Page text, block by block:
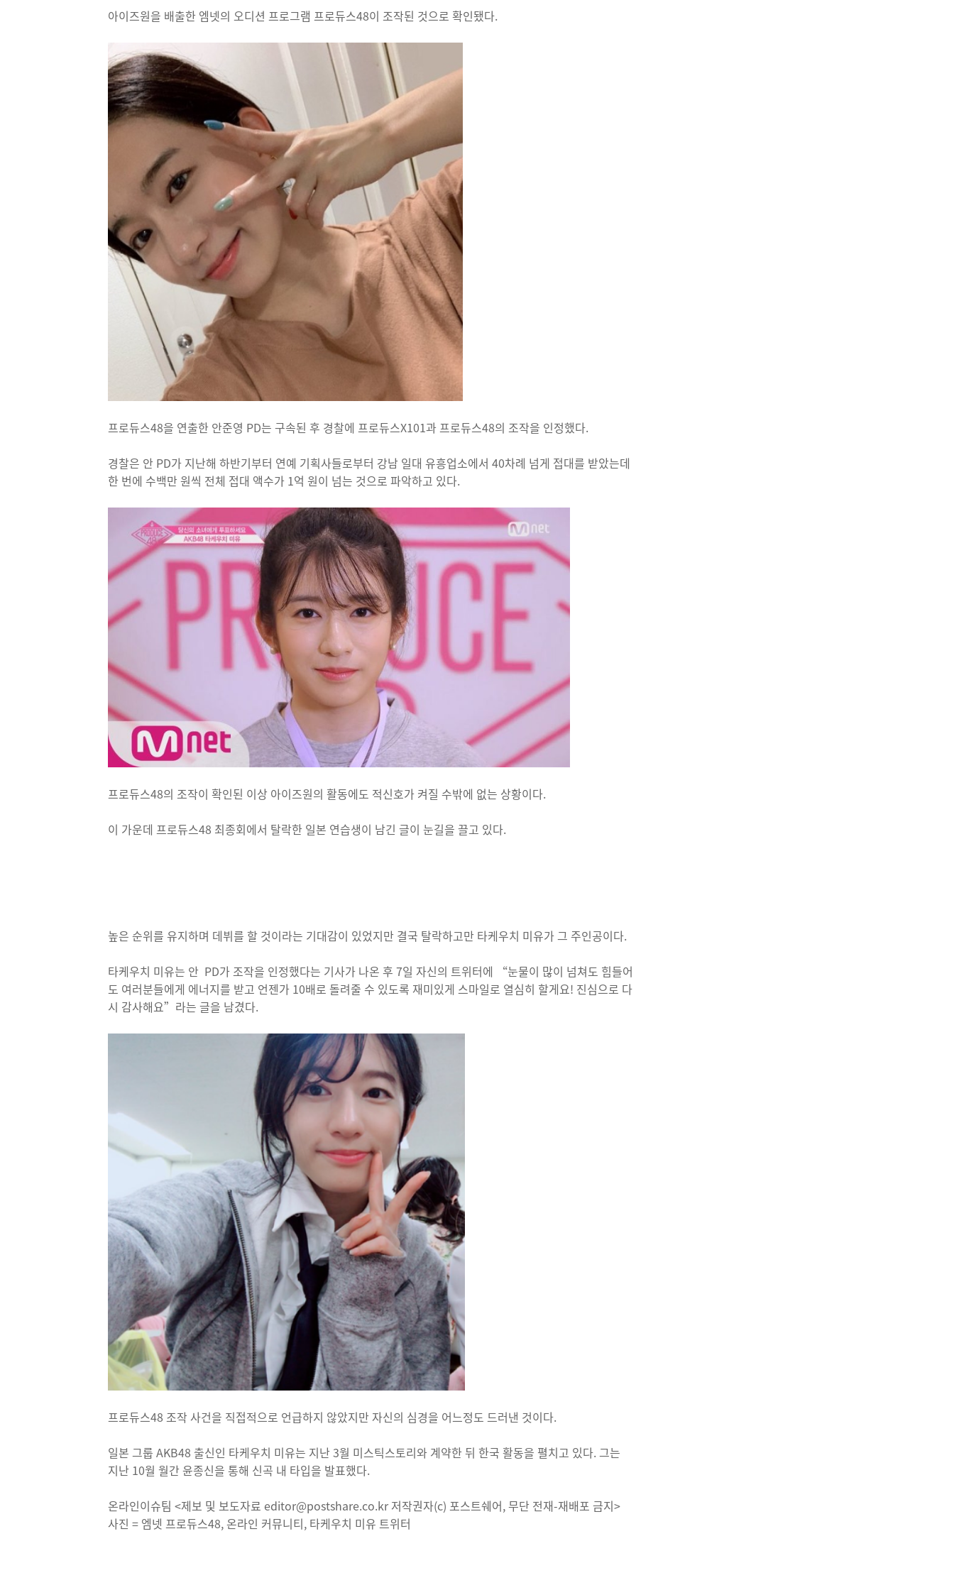
아이즈원을 배출한 엠넷의 오디션 프로그램 프로듀스48이 조작된 것으로 확인됐다.
프로듀스48을 연출한 안준영 PD는 구속된 후 경찰에 프로듀스X101과 프로듀스48의 조작을 인정했다.
경찰은 안 PD가 지난해 하반기부터 연예 기획사들로부터 강남 일대 유흥업소에서 40차례 넘게 접대를 받았는데
한 번에 수백만 원씩 전체 접대 액수가 1억 원이 넘는 것으로 파악하고 있다.
프로듀스48의 조작이 확인된 이상 아이즈원의 활동에도 적신호가 켜질 수밖에 없는 상황이다.
이 가운데 프로듀스48 최종회에서 탈락한 일본 연습생이 남긴 글이 눈길을 끌고 있다.
높은 순위를 유지하며 데뷔를 할 것이라는 기대감이 있었지만 결국 탈락하고만 타케우치 미유가 그 주인공이다.
타케우치 미유는 안 PD가 조작을 인정했다는 기사가 나온 후 7일 자신의 트위터에 “눈물이 많이 넘쳐도 힘들어
도 여러분들에게 에너지를 받고 언젠가 10배로 돌려줄 수 있도록 재미있게 스마일로 열심히 할게요! 진심으로 다
시 감사해요”라는 글을 남겼다.
프로듀스48 조작 사건을 직접적으로 언급하지 않았지만 자신의 심경을 어느정도 드러낸 것이다.
일본 그룹 AKB48 출신인 타케우치 미유는 지난 3월 미스틱스토리와 계약한 뒤 한국 활동을 펼치고 있다. 그는
지난 10월 월간 윤종신을 통해 신곡 내 타입을 발표했다.
온라인이슈팀 <제보 및 보도자료 editor@postshare.co.kr 저작권자(c) 포스트쉐어, 무단 전재-재배포 금지>
사진 = 엠넷 프로듀스48, 온라인 커뮤니티, 타케우치 미유 트위터